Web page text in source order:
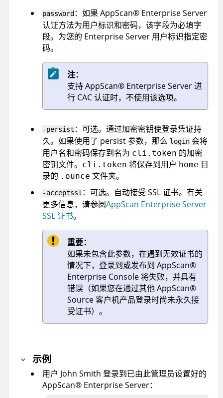
password ： 如果 AppScan® Enterprise Server
认证方法为用户标识和密码，该字段为必填字
段。 为您的 Enterprise Server 用户标识指定密
码。
注：
支持AppScan® Enterprise Server进
行 CAC 认证时，不使用该选项。
-persist ：可选。通过加密密钥使登录凭证持
久。如果使用了 persist 参数，那么 login 会将
用户名和密码保存到名为 cli.token 的加密
密钥文件。 cli.token 将保存到用户 home 目
录的 .ounce 文件夹。
-acceptssl ：可选。自动接受 SSL 证书。有关
更多信息，请参阅AppScan Enterprise Server
SSL 证书。
重要：
如果未包含此参数，在遇到无效证书的
情况下，登录到或发布到 AppScan®
Enterprise Console将失败，并具有
错误（如果您在通过其他AppScan®
Source客户机产品登录时尚未永久接
受证书）。
示例
用户 John Smith 登录到已由此管理员设置好的
AppScan® Enterprise Server：